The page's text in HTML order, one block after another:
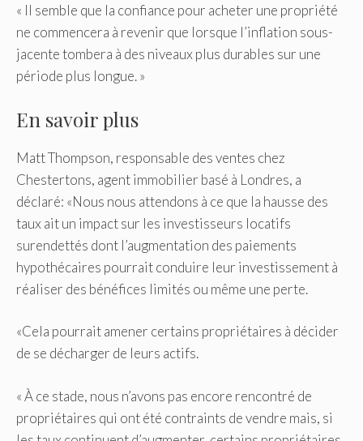
« Il semble que la confiance pour acheter une propriété
ne commencera à revenir que lorsque l’inflation sous-
jacente tombera à des niveaux plus durables sur une
période plus longue. »
En savoir plus
Matt Thompson, responsable des ventes chez
Chestertons, agent immobilier basé à Londres, a
déclaré: «Nous nous attendons à ce que la hausse des
taux ait un impact sur les investisseurs locatifs
surendettés dont l’augmentation des paiements
hypothécaires pourrait conduire leur investissement à
réaliser des bénéfices limités ou même une perte.
«Cela pourrait amener certains propriétaires à décider
de se décharger de leurs actifs.
« À ce stade, nous n’avons pas encore rencontré de
propriétaires qui ont été contraints de vendre mais, si